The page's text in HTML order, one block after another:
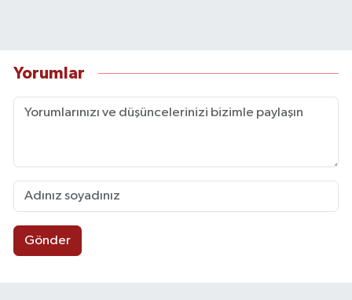
Yorumlar
Gönder